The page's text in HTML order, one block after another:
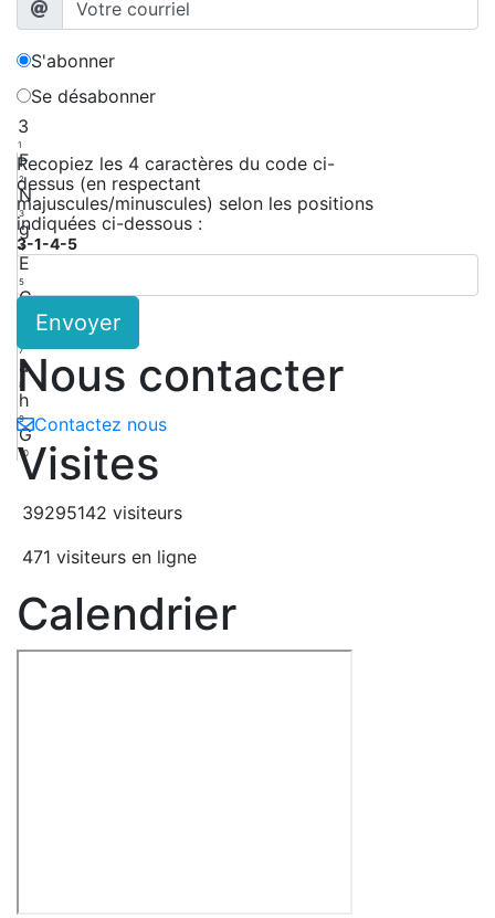
S'abonner
Se désabonner
3
1
F
2
N
3
g
4
E
5
C
7
a
8
h
9
G
10
Recopiez les 4 caractères du code ci-
dessus (en respectant
majuscules/minuscules) selon les positions
indiquées ci-dessous :
3-1-4-5
Envoyer
Nous contacter
Contactez nous
Visites
39295142 visiteurs
471 visiteurs en ligne
Calendrier